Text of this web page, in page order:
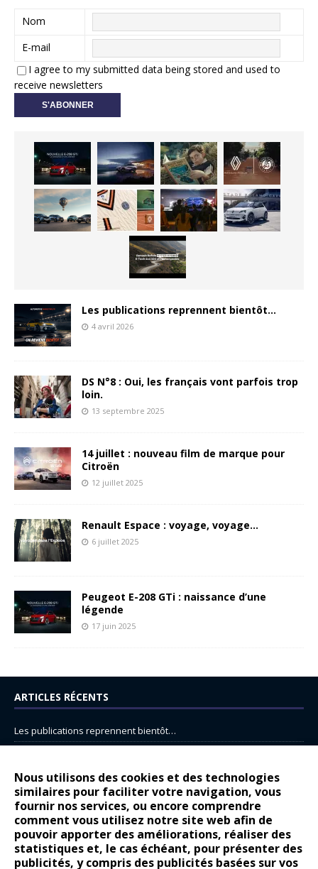
Nous utilisons des cookies et des technologies
similaires pour faciliter votre navigation, vous
fournir nos services, ou encore comprendre
comment vous utilisez notre site web afin de
pouvoir apporter des améliorations, réaliser des
statistiques et, le cas échéant, pour présenter des
publicités, y compris des publicités basées sur vos
Nom
E-mail
I agree to my submitted data being stored and used to
receive newsletters
Les publications reprennent bientôt…
4 avril 2026
DS N°8 : Oui, les français vont parfois trop
loin.
13 septembre 2025
14 juillet : nouveau film de marque pour
Citroën
12 juillet 2025
Renault Espace : voyage, voyage…
6 juillet 2025
Peugeot E-208 GTi : naissance d’une
légende
17 juin 2025
ARTICLES RÉCENTS
Les publications reprennent bientôt…
14 juillet : nouveau film de marque pour Citroën
Renault Espace : voyage, voyage…
Peugeot E-208 GTi : naissance d’une légende
COMMENTAIRES RÉCENTS